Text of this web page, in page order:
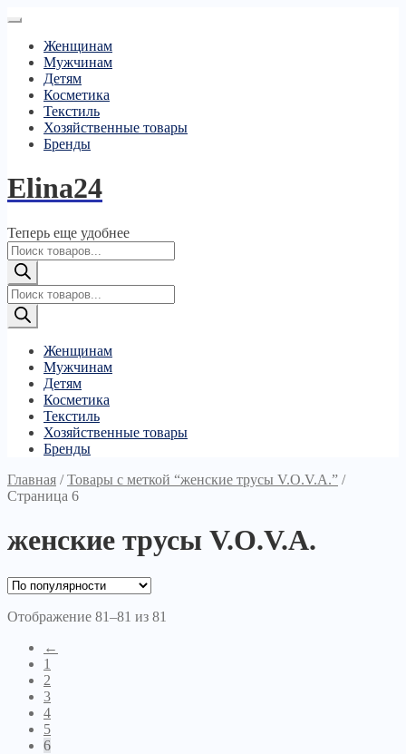
Женщинам
Мужчинам
Детям
Косметика
Текстиль
Хозяйственные товары
Бренды
Elina24
Теперь еще удобнее
Поиск
товаров
Поиск
товаров
Женщинам
Мужчинам
Детям
Косметика
Текстиль
Хозяйственные товары
Бренды
Главная /Товары с меткой “женские трусы V.O.V.A.” /
Страница 6
женские трусы V.O.V.A.
Отображение 81–81 из 81
←
1
2
3
4
5
6